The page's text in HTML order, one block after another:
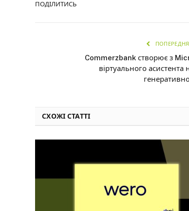
ПОДІЛИТИСЬ
ПОПЕРЕДНЯ
Commerzbank створює з
віртуального асистента
СХОЖІ СТАТТІ